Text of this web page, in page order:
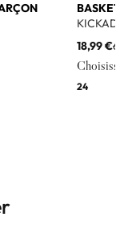
18,99 €
24